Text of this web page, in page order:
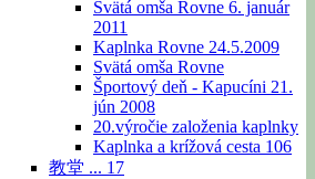
Svätá omša Rovne 6. január
2011
Kaplnka Rovne 24.5.2009
Svätá omša Rovne
Športový deň - Kapucíni 21.
jún 2008
20.výročie založenia kaplnky
Kaplnka a krížová cesta 106
教堂 ... 17